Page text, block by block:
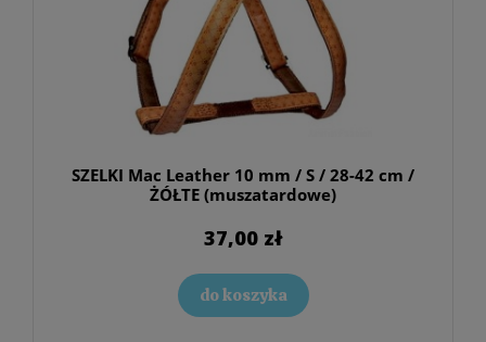
SZELKI Mac Leather 10 mm / S / 28-42 cm /
ŻÓŁTE (muszatardowe)
37,00 zł
do koszyka